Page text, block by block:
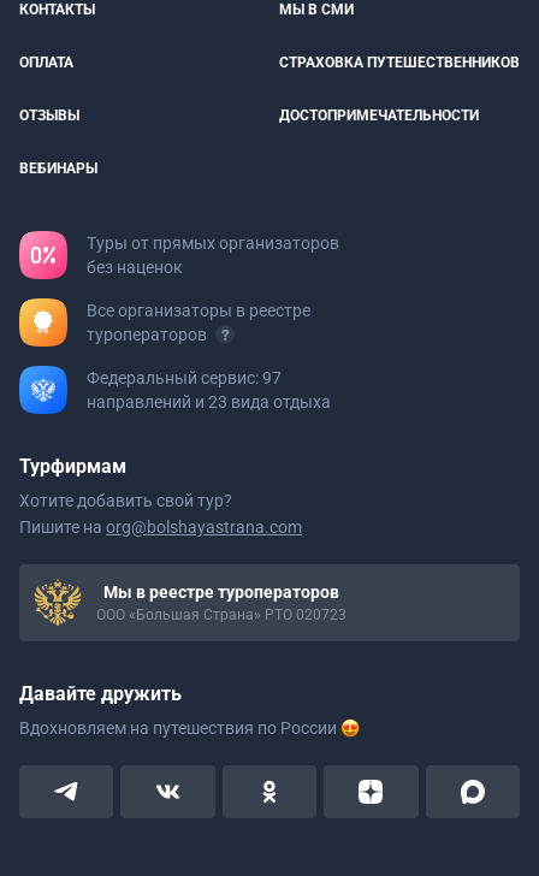
КОНТАКТЫ МЫ В СМИ
ОПЛАТА СТРАХОВКА ПУТЕШЕСТВЕННИКОВ
ОТЗЫВЫ ДОСТОПРИМЕЧАТЕЛЬНОСТИ
ВЕБИНАРЫ
Туры от прямых организаторов
без наценок
Все организаторы в реестре
туроператоров
Федеральный сервис: 97
направлений и 23 вида отдыха
Турфирмам
Хотите добавить свой тур?
Пишите на org@bolshayastrana.com
Мы в реестре туроператоров
ООО «Большая Страна» РТО 020723
Давайте дружить
Вдохновляем на путешествия по России